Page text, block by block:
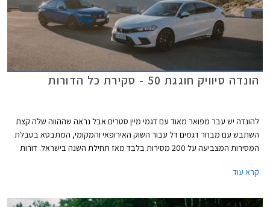
הונדה סיוויק חוגגת 50 - סקירת כל הדורות
להונדה יש עבר מפואר מאוד עם דגמי מיין סטרים אבל נראה שההווה שלה קצת
השתבש עם מבחר דגמים דל עבור השוק האירופאי והמקומי, המתבטא בטבלת
המסירות המצביעה על 200 מסירות בלבד מאז תחילת השנה בישראל. דורות
ויעילות ביחס למתחרות, אולם בשנים האחרונות העיצוב הפך קיצוני מדי
למסע קצר בנבכי שושלת הונדה סיוויק מהדור הראשון ועד לדור החדש וה- 11
קרא עוד